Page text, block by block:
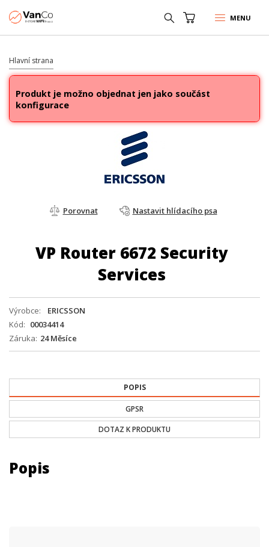
MENU
Hlavní strana
Produkt je možno objednat jen jako součást
konfigurace
Porovnat Nastavit hlídacího psa
VP Router 6672 Security
Services
Výrobce
ERICSSON
Kód
00034414
Záruka 24 Měsíce
POPIS
GPSR
DOTAZ K PRODUKTU
Popis